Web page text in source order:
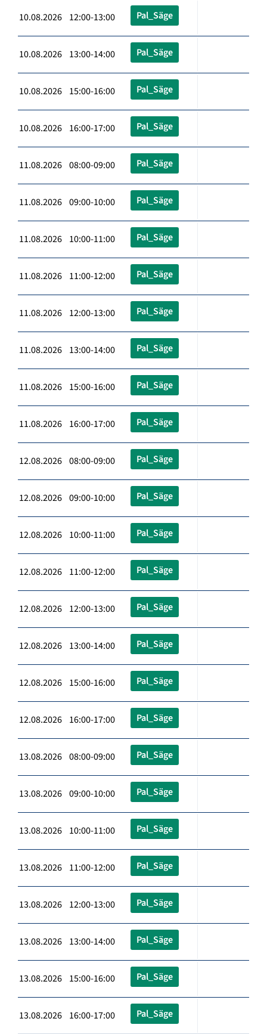
10.08.2026 12:00-13:00 Pal_Säge
10.08.2026 13:00-14:00 Pal_Säge
10.08.2026 15:00-16:00 Pal_Säge
10.08.2026 16:00-17:00 Pal_Säge
11.08.2026 08:00-09:00 Pal_Säge
11.08.2026 09:00-10:00 Pal_Säge
11.08.2026 10:00-11:00 Pal_Säge
11.08.2026 11:00-12:00 Pal_Säge
11.08.2026 12:00-13:00 Pal_Säge
11.08.2026 13:00-14:00 Pal_Säge
11.08.2026 15:00-16:00 Pal_Säge
11.08.2026 16:00-17:00 Pal_Säge
12.08.2026 08:00-09:00 Pal_Säge
12.08.2026 09:00-10:00 Pal_Säge
12.08.2026 10:00-11:00 Pal_Säge
12.08.2026 11:00-12:00 Pal_Säge
12.08.2026 12:00-13:00 Pal_Säge
12.08.2026 13:00-14:00 Pal_Säge
12.08.2026 15:00-16:00 Pal_Säge
12.08.2026 16:00-17:00 Pal_Säge
13.08.2026 08:00-09:00 Pal_Säge
13.08.2026 09:00-10:00 Pal_Säge
13.08.2026 10:00-11:00 Pal_Säge
13.08.2026 11:00-12:00 Pal_Säge
13.08.2026 12:00-13:00 Pal_Säge
13.08.2026 13:00-14:00 Pal_Säge
13.08.2026 15:00-16:00 Pal_Säge
13.08.2026 16:00-17:00 Pal_Säge